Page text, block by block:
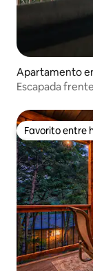
Apartamento
Escapada
Favorito entre
Favorito entre